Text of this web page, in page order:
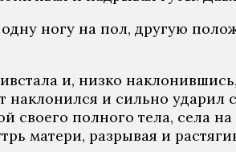
ногу на пол, другую
и, низко
наклонился и сильно
своего полного тела, села
матери, разрывая и